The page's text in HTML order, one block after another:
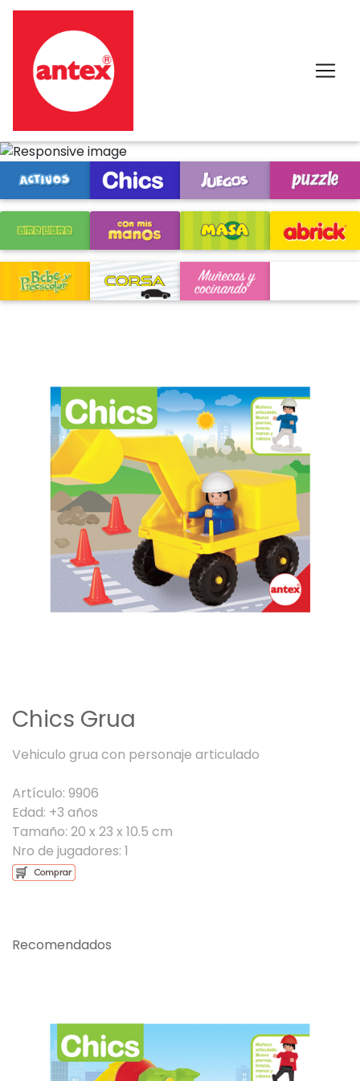
Previous
Chics Grua
Vehiculo grua con personaje articulado
Artículo: 9906
Edad: +3 años
Tamaño: 20 x 23 x 10.5 cm
Nro de jugadores: 1
Recomendados